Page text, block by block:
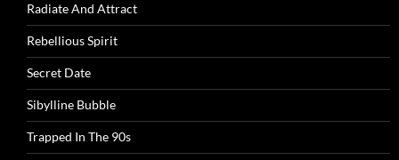
Radiate And Attract
Rebellious Spirit
Secret Date
Sibylline Bubble
Trapped In The 90s